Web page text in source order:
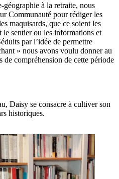
géographie à la retraite, nous
Communauté pour rédiger les
maquisards, que ce soient les
le sentier ou les informations et
par l’idée de permettre
» nous avons voulu donner au
compréhension de cette période
Daisy se consacre à cultiver son
historiques.